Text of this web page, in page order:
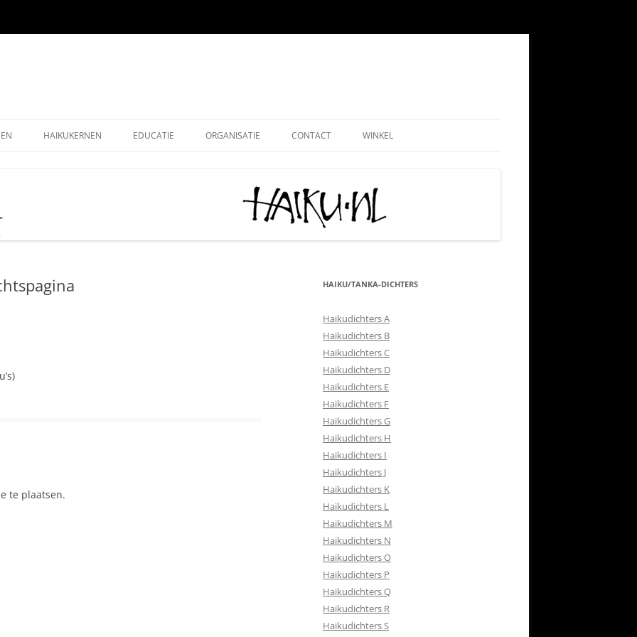
OUDE EDITIES
– KUKAI
HAIKUKERNEN EDUCATIE ORGANISATIE
HAIKU STICHTING NEDERLAND
MONOKU HAIKUWEDSTRIJD: PAUL
MERCKEN AANMOEDIGINGSPRIJS
CONTACT
LEDENADMINISTRATIE
LIDMAATSCHAP
DONATIE
PERS CONTACT
ENGLISH
WINKEL
MIJN ACCOUNT
CONTRIBUTIE HKN
KLACHTENPROCEDURE
te plaatsen.
HAIKU/TANKA-DICHTERS
Haikudichters A
Haikudichters B
Haikudichters C
Haikudichters D
Haikudichters E
Haikudichters F
Haikudichters G
Haikudichters H
Haikudichters I
Haikudichters J
Haikudichters K
Haikudichters L
Haikudichters M
Haikudichters N
Haikudichters O
Haikudichters P
Haikudichters Q
Haikudichters R
Haikudichters S